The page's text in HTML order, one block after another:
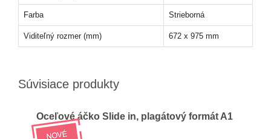
Farba Strieborná
Viditeľný rozmer (mm) 672 x 975 mm
Súvisiace produkty
Oceľové áčko Slide in, plagátový formát A1